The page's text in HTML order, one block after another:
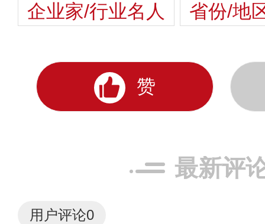
企业家/行业名人
省份/地
赞
最新评
用户评论0